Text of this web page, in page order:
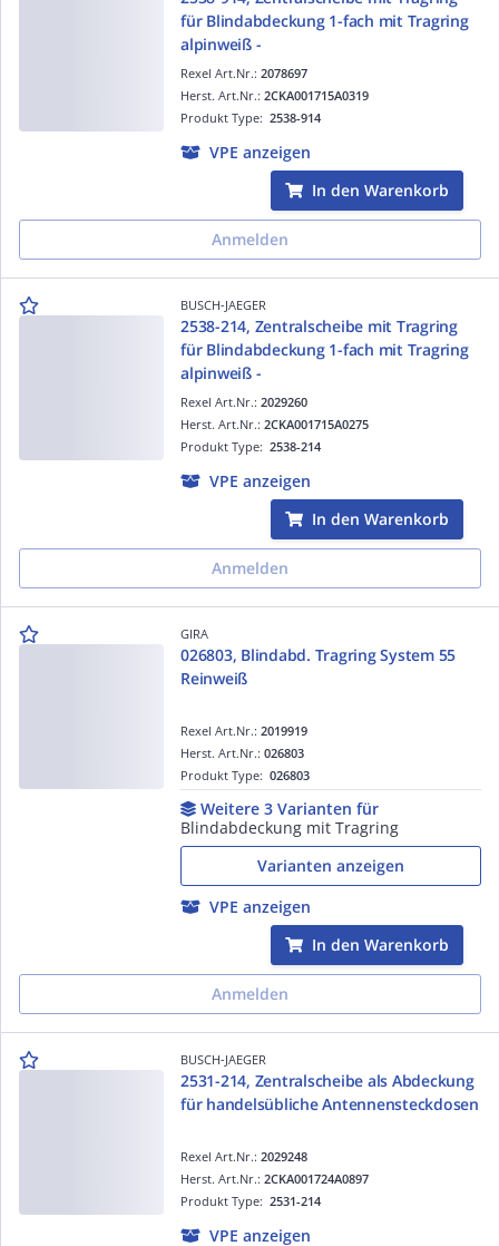
für Blindabdeckung 1-fach mit Tragring
alpinweiß -
Rexel Art.Nr.: 2078697
Produkt Type: 2538-914
Herst. Art.Nr.: 2CKA001715A0319
VPE anzeigen
In den Warenkorb
Anmelden
BUSCH-JAEGER
2538-214, Zentralscheibe mit Tragring
für Blindabdeckung 1-fach mit Tragring
alpinweiß -
Rexel Art.Nr.: 2029260
Produkt Type: 2538-214
Herst. Art.Nr.: 2CKA001715A0275
VPE anzeigen
In den Warenkorb
Anmelden
GIRA
026803, Blindabd. Tragring System 55
Reinweiß
Rexel Art.Nr.: 2019919
Produkt Type: 026803
Herst. Art.Nr.: 026803
Weitere 3 Varianten für
Blindabdeckung mit Tragring
Varianten anzeigen
VPE anzeigen
In den Warenkorb
Anmelden
BUSCH-JAEGER
2531-214, Zentralscheibe als Abdeckung
für handelsübliche Antennensteckdosen
Rexel Art.Nr.: 2029248
Produkt Type: 2531-214
Herst. Art.Nr.: 2CKA001724A0897
VPE anzeigen